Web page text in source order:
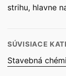
strihu, hlavne
SÚVISIACE
Stavebná